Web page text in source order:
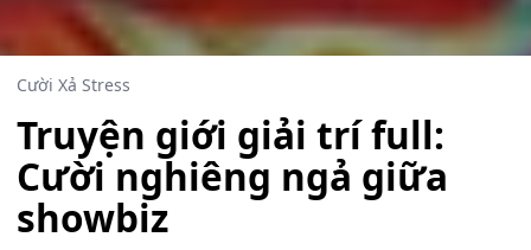
Cười Xả Stress
Truyện giới giải trí full:
Cười nghiêng ngả giữa
showbiz